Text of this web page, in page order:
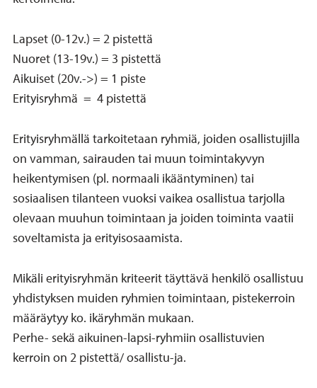
Lapset (0-12v.) = 2 pistettä
Nuoret (13-19v.) = 3 pistettä
Aikuiset (20v.->) = 1 piste
Erityisryhmä = 4 pistettä
Erityisryhmällä tarkoitetaan ryhmiä, joiden osallistujilla
on vamman, sairauden tai muun toimintakyvyn
heikentymisen (pl. normaali ikääntyminen) tai
sosiaalisen tilanteen vuoksi vaikea osallistua tarjolla
olevaan muuhun toimintaan ja joiden toiminta vaatii
soveltamista ja erityisosaamista.
Mikäli erityisryhmän kriteerit täyttävä henkilö osallistuu
yhdistyksen muiden ryhmien toimintaan, pistekerroin
määräytyy ko. ikäryhmän mukaan.
Perhe- sekä aikuinen-lapsi-ryhmiin osallistuvien
kerroin on 2 pistettä/ osallistu-ja.